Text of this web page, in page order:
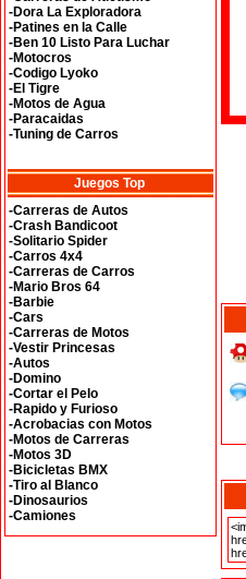
-Dora La Exploradora
-Patines en la Calle
-Ben 10 Listo Para Luchar
-Motocros
-Codigo Lyoko
-El Tigre
-Motos de Agua
-Paracaidas
-Tuning de Carros
Juegos Top
-Carreras de Autos
-Crash Bandicoot
-Solitario Spider
-Carros 4x4
-Carreras de Carros
-Mario Bros 64
-Barbie
-Cars
-Carreras de Motos
-Vestir Princesas
-Autos
-Domino
-Cortar el Pelo
-Rapido y Furioso
-Acrobacias con Motos
-Motos de Carreras
-Motos 3D
-Bicicletas BMX
-Tiro al Blanco
-Dinosaurios
-Camiones